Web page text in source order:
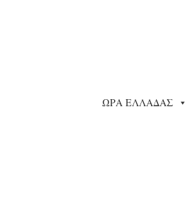
ΩΡΑ ΕΛΛΑΔΑΣ